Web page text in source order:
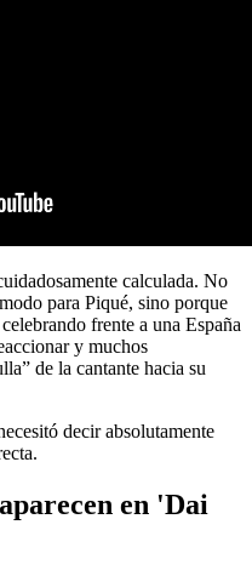
calculada. No
para Piqué, sino porque
frente a una España
y muchos
de la cantante hacia su
decir absolutamente
en 'Dai